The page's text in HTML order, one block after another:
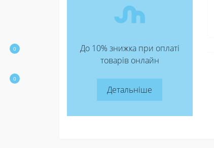
0
0
До 10% знижка при оплаті
товарів онлайн
Детальніше